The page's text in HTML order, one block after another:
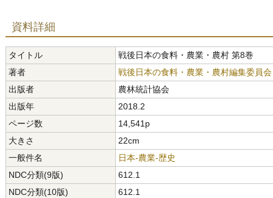
資料詳細
タイトル
戦後日本の食料・農業・農村 第8巻
著者
戦後日本の食料・農業・農村編集委員会
出版者
農林統計協会
出版年
2018.2
ページ数
14,541p
大きさ
22cm
一般件名
日本-農業-歴史
NDC分類(9版)
612.1
NDC分類(10版)
612.1